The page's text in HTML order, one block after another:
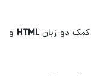
نکته جالبی که وجود دارد این است که شما با کمک دو زبان HTML و